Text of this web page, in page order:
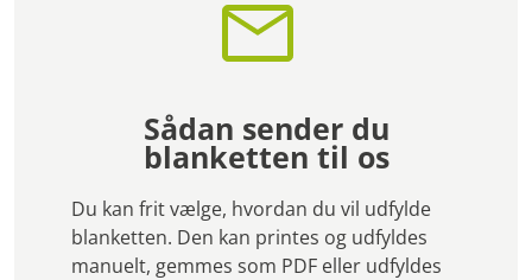
Sådan sender du
blanketten til os
Du kan frit vælge, hvordan du vil udfylde
blanketten. Den kan printes og udfyldes
manuelt, gemmes som PDF eller udfyldes